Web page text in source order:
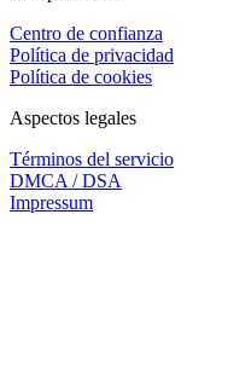
Centro de confianza
Política de privacidad
Política de cookies
Aspectos legales
Términos del servicio
DMCA / DSA
Impressum